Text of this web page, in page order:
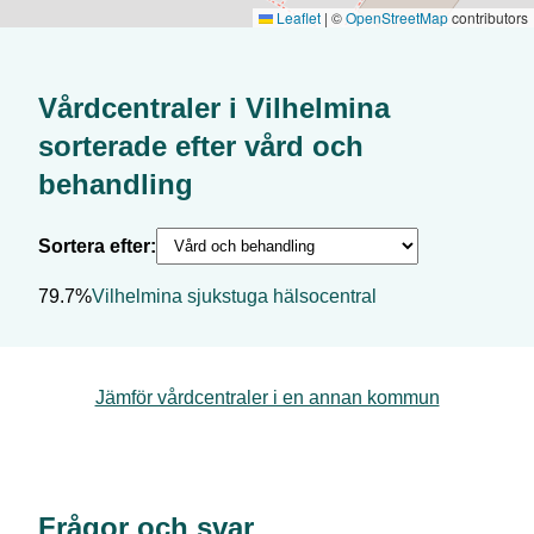
Leaflet | ©OpenStreetMapcontributors
Vårdcentraler i Vilhelmina
sorterade efter vård och
behandling
Sortera efter:
79.7%Vilhelmina sjukstuga hälsocentral
Jämför vårdcentraler i en annan kommun